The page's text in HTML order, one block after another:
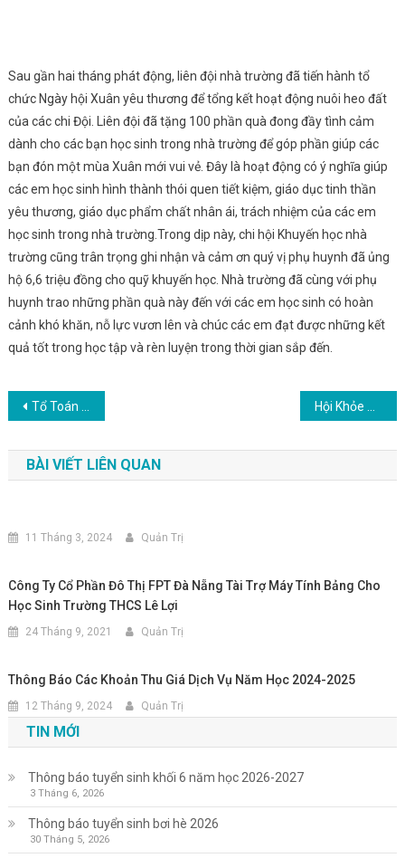
Sau gần hai tháng phát động, liên đội nhà trường đã tiến hành tổ
chức Ngày hội Xuân yêu thương để tổng kết hoạt động nuôi heo đất
của các chi Đội. Liên đội đã tặng 100 phần quà đong đầy tình cảm
dành cho các bạn học sinh trong nhà trường để góp phần giúp các
bạn đón một mùa Xuân mới vui vẻ. Đây là hoạt động có ý nghĩa giúp
các em học sinh hình thành thói quen tiết kiệm, giáo dục tinh thần
yêu thương, giáo dục phẩm chất nhân ái, trách nhiệm của các em
học sinh trong nhà trường.Trong dịp này, chi hội Khuyến học nhà
trường cũng trân trọng ghi nhận và cảm ơn quý vị phụ huynh đã ủng
hộ 6,6 triệu đồng cho quỹ khuyến học. Nhà trường đã cùng với phụ
huynh trao những phần quà này đến với các em học sinh có hoàn
cảnh khó khăn, nỗ lực vươn lên và chúc các em đạt được những kết
quả tốt trong học tập và rèn luyện trong thời gian sắp đến.
Điều
hướng
bài
Tổ Toán Tin
BÀI VIẾT LIÊN QUAN
11 Tháng 3, 2024 Quản Trị
Công Ty Cổ Phần Đô Thị FPT Đà Nẵng Tài Trợ Máy Tính Bảng Cho
Học Sinh Trường THCS Lê Lợi
24 Tháng 9, 2021 Quản Trị
Thông Báo Các Khoản Thu Giá Dịch Vụ Năm Học 2024-2025
12 Tháng 9, 2024 Quản Trị
TIN MỚI
Thông báo tuyển sinh khối 6 năm học 2026-2027
3 Tháng 6, 2026
Thông báo tuyển sinh bơi hè 2026
30 Tháng 5, 2026